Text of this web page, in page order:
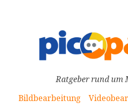
Ratgeber rund um
Bildbearbeitung